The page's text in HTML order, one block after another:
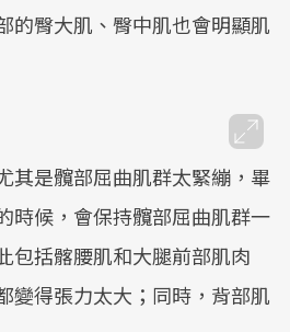
的臀大肌、臀中肌也會明顯肌
其是髖部屈曲肌群太緊繃，畢
時候，會保持髖部屈曲肌群一
包括髂腰肌和大腿前部肌肉
變得張力太大；同時，背部肌